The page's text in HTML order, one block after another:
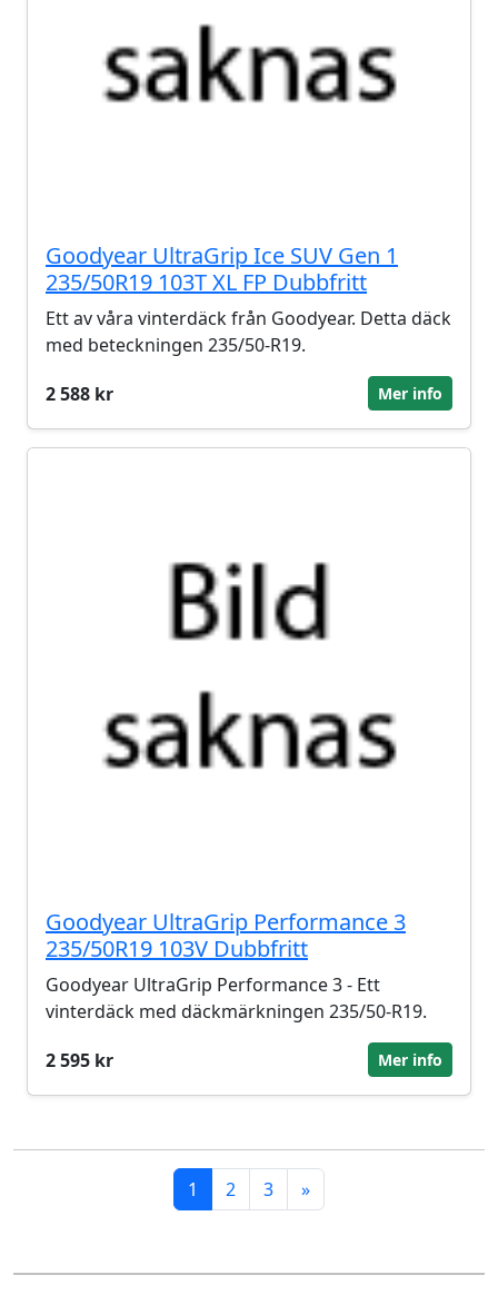
Goodyear UltraGrip Ice SUV Gen 1
235/50R19 103T XL FP Dubbfritt
Ett av våra vinterdäck från Goodyear. Detta däck
med beteckningen 235/50-R19.
2 588 kr
Mer info
Goodyear UltraGrip Performance 3
235/50R19 103V Dubbfritt
Goodyear UltraGrip Performance 3 - Ett
vinterdäck med däckmärkningen 235/50-R19.
2 595 kr
Mer info
1 2 3 »